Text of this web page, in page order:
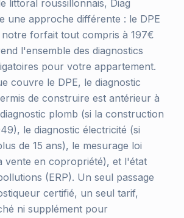
littoral roussillonnais, Diag
une approche différente : le DPE
notre forfait tout compris à 197€
l'ensemble des diagnostics
pour votre appartement.
couvre le DPE, le diagnostic
de construire est antérieur à
plomb (si la construction
le diagnostic électricité (si
de 15 ans), le mesurage loi
vente en copropriété), et l'état
(ERP). Un seul passage
certifié, un seul tarif,
ni supplément pour